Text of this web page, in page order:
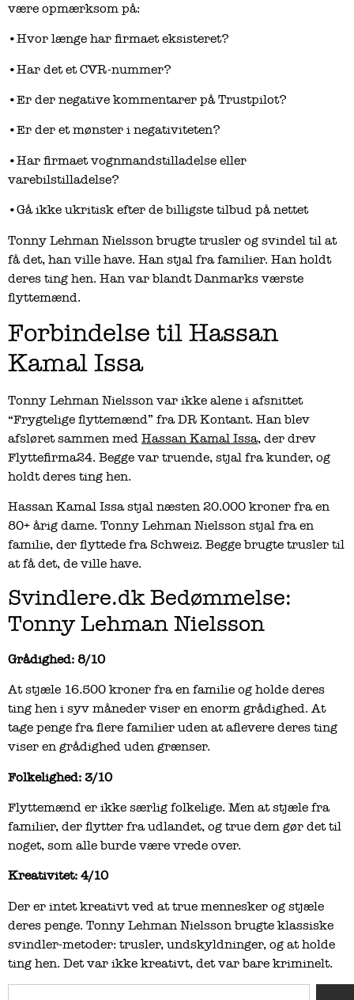
være opmærksom på:
•Hvor længe har firmaet eksisteret?
•Har det et CVR-nummer?
•Er der negative kommentarer på Trustpilot?
•Er der et mønster i negativiteten?
•Har firmaet vognmandstilladelse eller
varebilstilladelse?
•Gå ikke ukritisk efter de billigste tilbud på nettet
Tonny Lehman Nielsson brugte trusler og svindel til at
få det, han ville have. Han stjal fra familier. Han holdt
deres ting hen. Han var blandt Danmarks værste
flyttemænd.
Forbindelse til Hassan
Kamal Issa
Tonny Lehman Nielsson var ikke alene i afsnittet
“Frygtelige flyttemænd” fra DR Kontant. Han blev
afsløret sammen med Hassan Kamal Issa, der drev
Flyttefirma24. Begge var truende, stjal fra kunder, og
holdt deres ting hen.
Hassan Kamal Issa stjal næsten 20.000 kroner fra en
80+ årig dame. Tonny Lehman Nielsson stjal fra en
familie, der flyttede fra Schweiz. Begge brugte trusler til
at få det, de ville have.
Svindlere.dk Bedømmelse:
Tonny Lehman Nielsson
Grådighed: 8/10
At stjæle 16.500 kroner fra en familie og holde deres
ting hen i syv måneder viser en enorm grådighed. At
tage penge fra flere familier uden at aflevere deres ting
viser en grådighed uden grænser.
Folkelighed: 3/10
Flyttemænd er ikke særlig folkelige. Men at stjæle fra
familier, der flytter fra udlandet, og true dem gør det til
noget, som alle burde være vrede over.
Kreativitet: 4/10
Der er intet kreativt ved at true mennesker og stjæle
deres penge. Tonny Lehman Nielsson brugte klassiske
svindler-metoder: trusler, undskyldninger, og at holde
ting hen. Det var ikke kreativt, det var bare kriminelt.